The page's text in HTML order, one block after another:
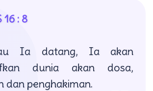
16 : 8
Ia datang, Ia akan
dunia akan dosa,
dan penghakiman.